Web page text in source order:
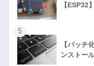
【ESP32】
5
【バッチ
ンストー